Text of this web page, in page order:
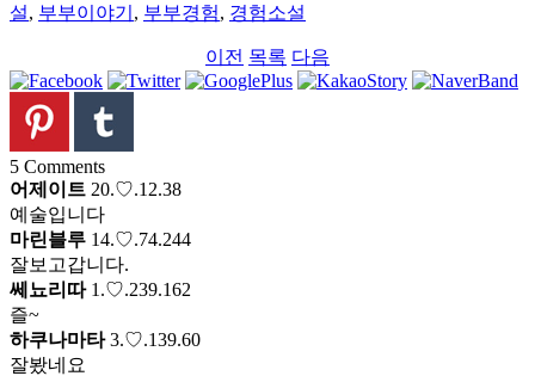
설, 부부이야기 , 부부경험, 경험소설
이전 목록 다음
5 Comments
어제이트 20.♡.12.38
예술입니다
마린블루 14.♡.74.244
잘보고갑니다.
쎄뇨리따 1.♡.239.162
즐~
하쿠나마타 3.♡.139.60
잘봤네요